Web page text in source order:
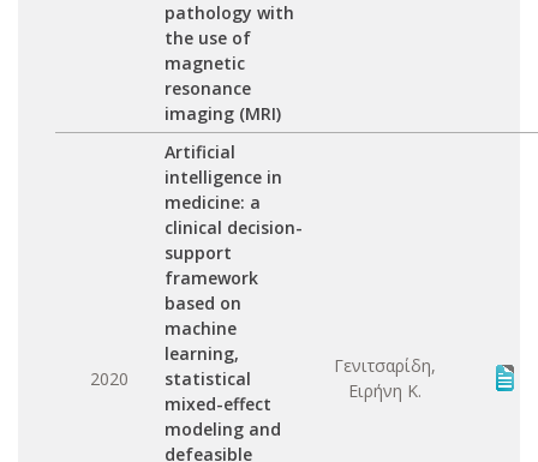
pathology with
the use of
magnetic
resonance
imaging (MRI)
2020
Artificial
intelligence in
medicine: a
clinical decision-
support
framework
based on
machine
learning,
statistical
mixed-effect
modeling and
defeasible
Γενιτσαρίδη,
Ειρήνη Κ.